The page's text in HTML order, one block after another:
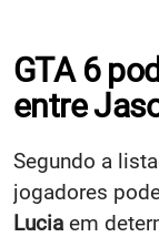
GTA 6
entre
Segundo a
jogadores
Lucia em